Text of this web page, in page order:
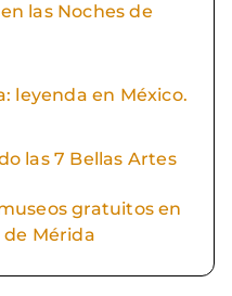
las Noches de
leyenda en México.
las 7 Bellas Artes
gratuitos en
de Mérida